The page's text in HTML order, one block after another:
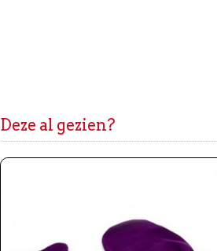
Deze al gezien?